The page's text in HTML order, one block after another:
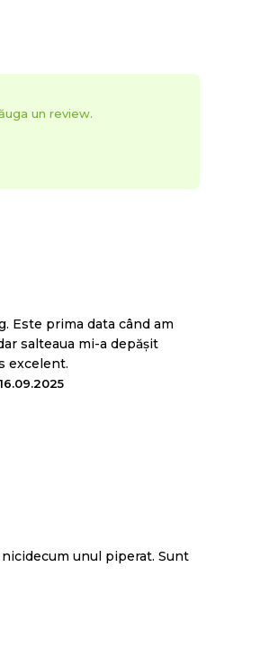
un review.
Este prima data când am
salteaua mi-a depășit
excelent.
unul piperat. Sunt